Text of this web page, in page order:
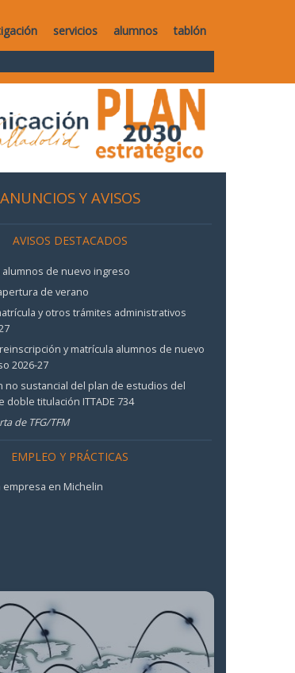
servicios alumnos tablón
ANUNCIOS Y AVISOS
AVISOS DESTACADOS
alumnos de nuevo ingreso
de verano
y otros trámites administrativos
y matrícula alumnos de nuevo
2026-27
no sustancial del plan de estudios del
doble titulación ITTADE 734
de TFG/TFM
EMPLEO Y PRÁCTICAS
empresa en Michelin